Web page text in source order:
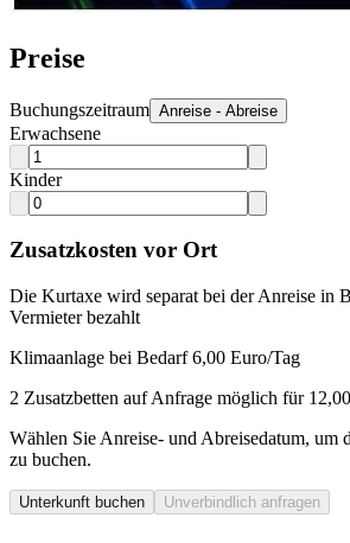
Preise
Buchungszeitraum Anreise - Abreise
Erwachsene
Kinder
Zusatzkosten vor Ort
Die Kurtaxe wird separat bei der Anreise in
Vermieter bezahlt
Klimaanlage bei Bedarf 6,00 Euro/Tag
2 Zusatzbetten auf Anfrage möglich für
Wählen Sie Anreise- und Abreisedatum, um
zu buchen.
Unterkunft buchen Unverbindlich anfragen